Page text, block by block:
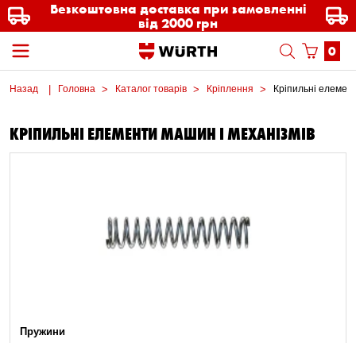
Безкоштовна доставка при замовленні
від 2000 грн
0
Назад Головна Каталог товарів Кріплення Кріпильні
КРІПИЛЬНІ ЕЛЕМЕНТИ МАШИН І МЕХАНІЗМІВ
Пружини